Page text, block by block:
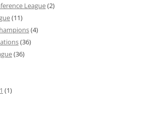
League(2)
(11)
(4)
(36)
(36)
(1)